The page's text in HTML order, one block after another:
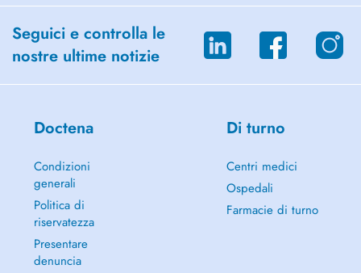
Seguici e controlla le
nostre ultime notizie
Doctena
Condizioni
generali
Politica di
riservatezza
Presentare
denuncia
Di turno
Centri medici
Ospedali
Farmacie di turno